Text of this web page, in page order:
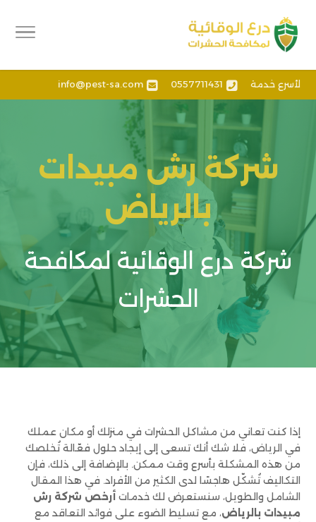
لأسرع خدمة 0557711431
info@pest-sa.com
شركة رش مبيدات
بالرياض
شركة درع الوقائية لمكافحة
الحشرات
إذا كنت تعاني من مشاكل الحشرات في منزلك أو مكان عملك
في الرياض، فلا شك أنك تسعى إلى إيجاد حلول فعّالة تُخلصك
من هذه المشكلة بأسرع وقت ممكن. بالإضافة إلى ذلك، فإن
التكاليف تُشكّل هاجسًا لدى الكثير من الأفراد. في هذا المقال
الشامل والطويل، سنستعرض لك خدمات أرخص شركة رش
مبيدات بالرياض، مع تسليط الضوء على فوائد التعاقد مع